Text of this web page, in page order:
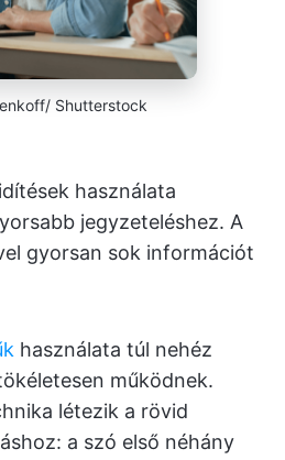
Shutterstock
használata
jegyzeteléshez. A
gyorsan sok információt
használata túl nehéz
működnek.
létezik a rövid
a szó első néhány